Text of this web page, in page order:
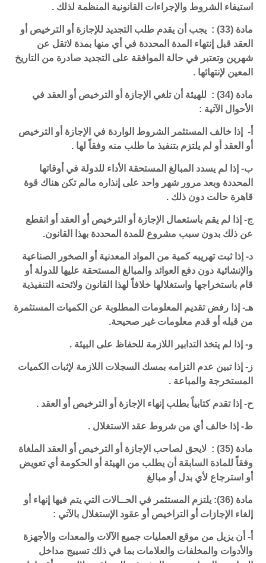
استيفاء الشروط والإجراءات القانونية المنظمة لذلك .
مادة (33) : يجب أن يقدم طلب التجديد للإجازة أو الترخيص أو
العقد قبل إنتهاء المدة المحددة في أي منها بمدة لاتقل عن
شهرين وتعتبر في حالة الموافقة على التجديد صادرة من التاريخ
المعين لإنتهائها .
مادة (34) : للهيئة أن تلغي الإجازة أو الترخيص أو العقد في
الأحوال الآتية :
أ- إذا خالف المستثمر الشروط الواردة في الإجازة أو الترخيص
أو العقد أو لم يلتزم بتنفيذ ما طلب منه وفقاً لها .
ب- إذا لم يسدد المبالغ المستحقة الأداء للدولة في أوقاتها
المحددة وبعد مرور شهر واحد على إنذاره مالم تكن هناك قوة
قاهرة حالت دون ذلك .
ج- إذا لم يقم باستعمال الإجازة أو الترخيص أو العقد أو انقطع
عن ذلك بدون سبب مشروع للمدة المحددة بهذا القانون.
د- إذا ثبت تهريبه كمية من المواد المعدنية أو الصخور الصناعية
والإنشائية دون دفع العوائد والمبالغ المستحقة عليها للدولة أو
قام باستخراجها واستغلالها خلافاً لهذا القانون ولائحته التنفيذية
هـ- إذا رفض تقديم المعلومات المطلوبة عن الكميات المستثمرة
من قبله أو قدم معلومات غير صحيحة.
و- إذا لم يتخذ التدابير اللازمة للحفاظ على البيئة .
ز- إذا تبين عدم التزامه بمسك السجلات اللازمة لإثبات الكميات
المستخرجة والمباعة .
ح- إذا تقدم كتابياً بطلب إنهاء الإجازة أو الترخيص أو العقد .
ط- إذا خالف أي من شروط عقد الاستغلال .
مادة (35) : لايحق لصاحب الإجازة أو الترخيص أو العقد الملغاة
وفقاً للمادة السابقة أن يطلب من الهيئة أو الحكومة أي تعويض
أو استرجاع لأي بدل أو مبالغ
مادة (36): يلتزم المستثمر في الحــالات التي يتم فيها إنهاء أو
إلغاء الإجازات أو التراخيص أو عقود الإستغلال بالآتي :
أ- أن يزيل من موقع العمليات جميع الآلات والمعدات والأجهزة
والأدوات والمخلفات والعلامات بما في ذلك تسييج مداخل